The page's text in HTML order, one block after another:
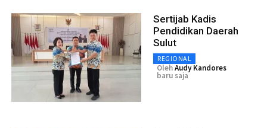
Sertijab Kadis
Pendidikan Daerah
Sulut
REGIONAL
OlehAudy Kandores
baru saja